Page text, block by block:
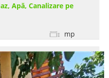
Apă, Canalizare pe
mp